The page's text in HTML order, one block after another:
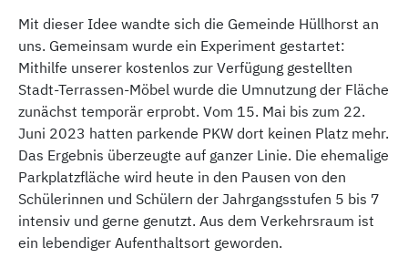
Mit dieser Idee wandte sich die Gemeinde Hüllhorst an
uns. Gemeinsam wurde ein Experiment gestartet:
Mithilfe unserer kostenlos zur Verfügung gestellten
Stadt-Terrassen-Möbel wurde die Umnutzung der Fläche
zunächst temporär erprobt. Vom 15. Mai bis zum 22.
Juni 2023 hatten parkende PKW dort keinen Platz mehr.
Das Ergebnis überzeugte auf ganzer Linie. Die ehemalige
Parkplatzfläche wird heute in den Pausen von den
Schülerinnen und Schülern der Jahrgangsstufen 5 bis 7
intensiv und gerne genutzt. Aus dem Verkehrsraum ist
ein lebendiger Aufenthaltsort geworden.